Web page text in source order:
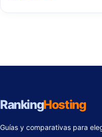
RankingHosting
Guías y comparativas para